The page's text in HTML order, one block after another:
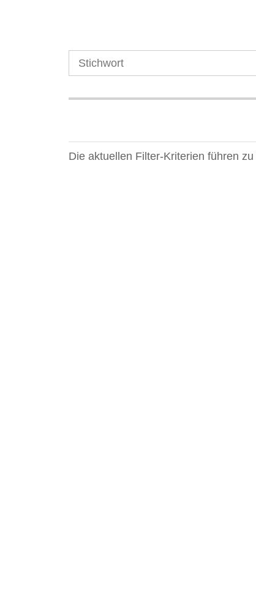
Die aktuellen Filter-Kriterien führen